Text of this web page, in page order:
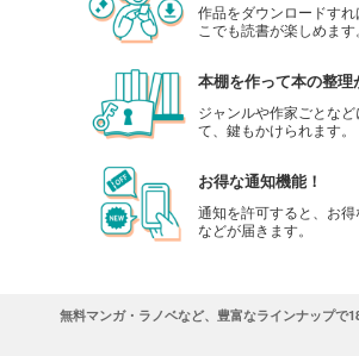
作品をダウンロードす
こでも読書が楽しめます。
本棚を作って本の整理
ジャンルや作家ごとな
て、鍵もかけられます。
お得な通知機能！
通知を許可すると、お
などが届きます。
無料マンガ・ラノベなど、豊富なラインナップで